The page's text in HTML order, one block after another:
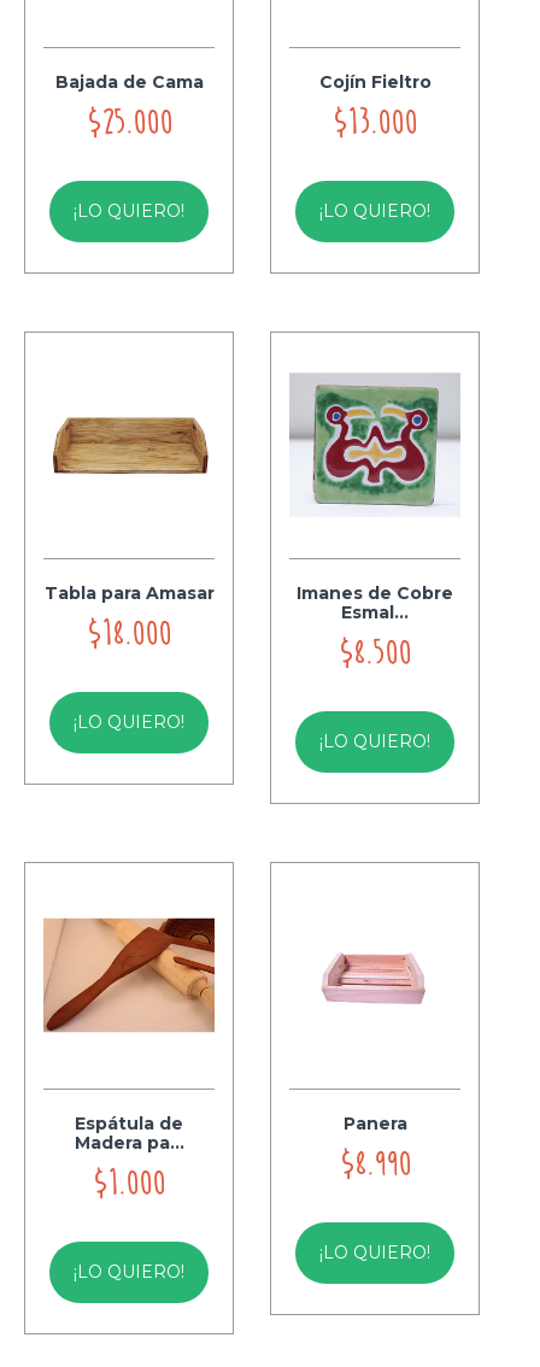
Bajada de Cama
$25.000
¡LO QUIERO!
Cojín Fieltro
$13.000
¡LO QUIERO!
Tabla para Amasar
$18.000
¡LO QUIERO!
Imanes de Cobre
Esmal...
$8.500
¡LO QUIERO!
Espátula de
Madera pa...
$1.000
¡LO QUIERO!
Panera
$8.990
¡LO QUIERO!